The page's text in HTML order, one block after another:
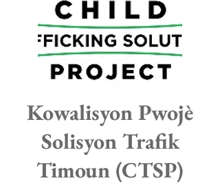
Kowalisyon Pwojè
Solisyon Trafik
Timoun (CTSP)